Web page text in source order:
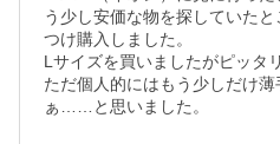
う少し安価な物を探していた
つけ購入しました。
Lサイズを買いましたがピッタ
ただ個人的にはもう少しだけ